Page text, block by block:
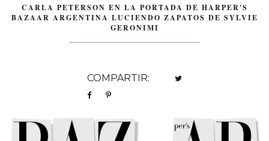
CARLA PETERSON EN LA PORTADA DE HARPER'S
BAZAAR ARGENTINA LUCIENDO ZAPATOS DE SYLVIE
GERONIMI
COMPARTIR: